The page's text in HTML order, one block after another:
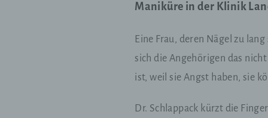
Maniküre in der Klinik
Eine Frau, deren Nägel zu
sich die Angehörigen das
ist, weil sie Angst haben, sie
Dr. Schlappack kürzt die